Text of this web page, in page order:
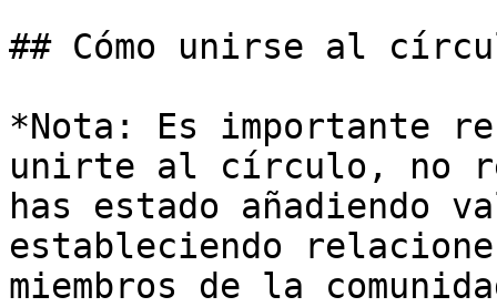
## Cómo unirse al
*Nota: Es importante
unirte al círculo, no
has estado añadiendo
estableciendo
miembros de la